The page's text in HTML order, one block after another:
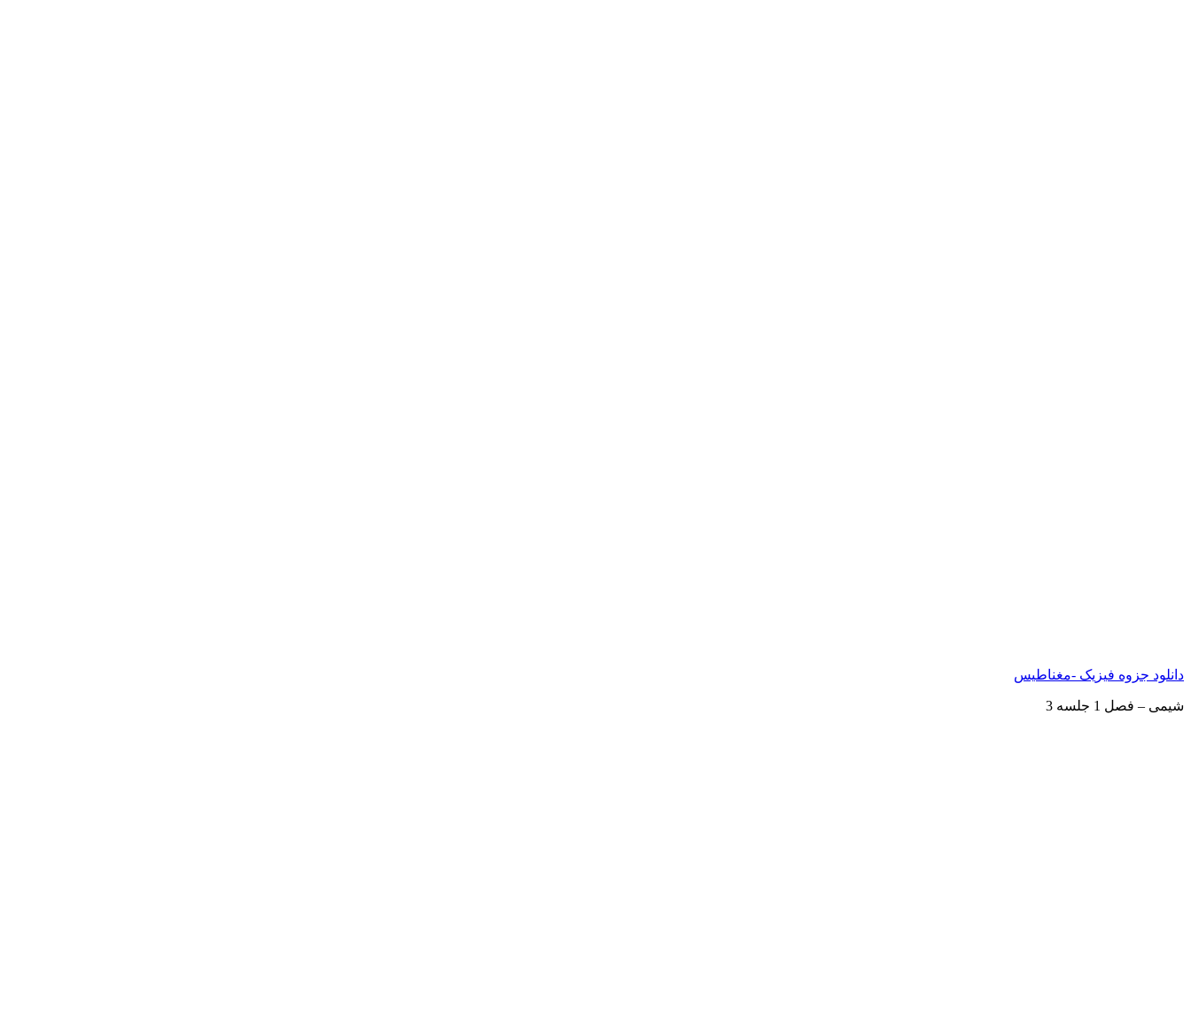
دانلود جزوه فیزیک -مغناطیس
شیمی – فصل 1 جلسه 3